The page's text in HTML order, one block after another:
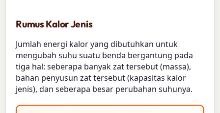
Rumus Kalor Jenis
Jumlah energi kalor yang dibutuhkan untuk
mengubah suhu suatu benda bergantung pada
tiga hal: seberapa banyak zat tersebut (massa),
bahan penyusun zat tersebut (kapasitas kalor
jenis), dan seberapa besar perubahan suhunya.